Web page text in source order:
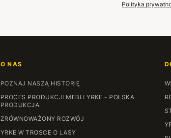
Polityka
O NAS
POZNAJ NASZĄ HISTORIĘ
PROCES PRODUKCJI MEBLI YRKE - POLSKA
PRODUKCJA
ZRÓWNOWAŻONY ROZWÓJ
YRKE W TROSCE O LASY